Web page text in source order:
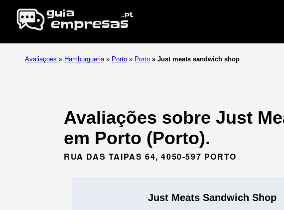
Avaliaçoes » Hamburgueria » Porto » Porto » Just meats sandwich shop
Avaliações sobre Just
em Porto (Porto).
RUA DAS TAIPAS 64, 4050-597 PORTO
Just Meats Sandwich Shop